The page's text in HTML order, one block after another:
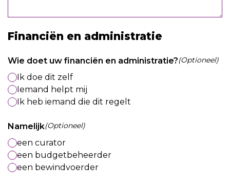
Financiën en administratie
Wie doet uw financiën en administratie?(Optioneel)
Ik doe dit zelf
Iemand helpt mij
Ik heb iemand die dit regelt
Namelijk(Optioneel)
een curator
een budgetbeheerder
een bewindvoerder